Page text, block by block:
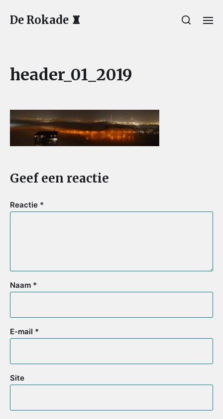
De Rokade ♜
header_01_2019
Geef een reactie
Reactie *
Naam *
E-mail *
Site